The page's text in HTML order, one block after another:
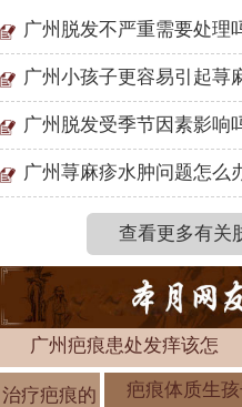
广州脱发不严重需要处理
广州小孩子更容易引起荨
广州脱发受季节因素影响
广州荨麻疹水肿问题怎么
查看更多有关
广州疤痕患处发痒该怎
治疗疤痕的
疤痕体质生